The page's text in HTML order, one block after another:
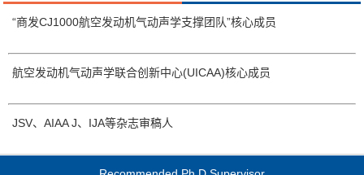
“商发CJ1000航空发动机气动声学支撑团队”核心成员
航空发动机气动声学联合创新中心(UICAA)核心成员
JSV、AIAA J、IJA等杂志审稿人